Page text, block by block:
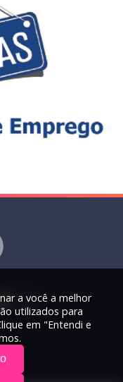
a você a melhor
utilizados para
em "Entendi e